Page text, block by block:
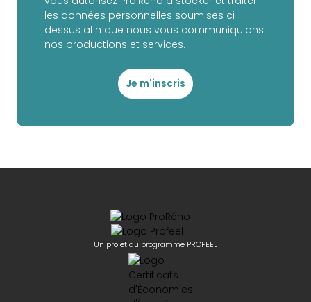
les données personnelles soumises ci-
dessus afin que nous vous communiquions
nos productions et services.
Je m'inscris
Un projet du programme PROFEEL